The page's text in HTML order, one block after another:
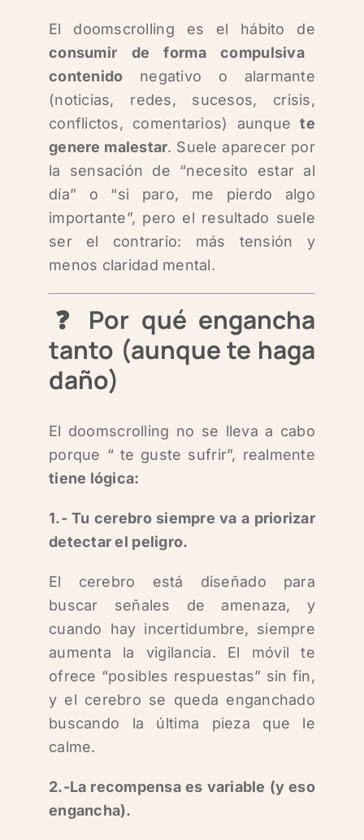
El doomscrolling es el hábito de
consumir de forma compulsiva
contenido negativo o alarmante
(noticias, redes, sucesos, crisis,
conflictos, comentarios) aunquete
genere malestar. Suele aparecer por
la sensación de “necesito estar al
día” o “si paro, me pierdo algo
importante”, pero el resultado suele
ser el contrario: más tensión y
menos claridad mental.
‍❓ Por qué engancha
tanto (aunque te haga
daño)
El doomscrolling no se lleva a cabo
porque “ te guste sufrir”, realmente
tiene lógica:
1.- Tu cerebro siempre va a priorizar
detectar el peligro.
El cerebro está diseñado para
buscar señales de amenaza, y
cuando hay incertidumbre, siempre
aumenta la vigilancia. El móvil te
ofrece “posibles respuestas” sin fin,
y el cerebro se queda enganchado
buscando la última pieza que le
calme.
2.-La recompensa es variable (y eso
engancha).